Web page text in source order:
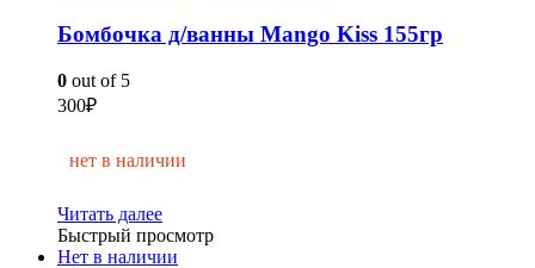
Бомбочка д/ванны Mango Kiss 155гр
0 out of 5
300₽
нет в наличии
Читать далее
Быстрый просмотр
Нет в наличии